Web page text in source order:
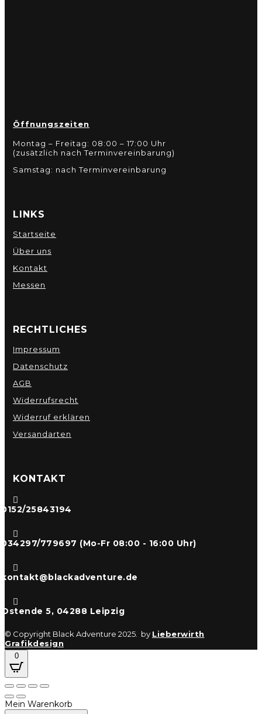
Öffnungszeiten
Montag – Freitag: 08:00 – 17:00 Uhr
(zusätzlich nach Terminvereinbarung)
Samstag: nach Terminvereinbarung
LINKS
Startseite
Über uns
Kontakt
Messen
RECHTLICHES
Impressum
Datenschutz
AGB
Widerrufsrecht
Widerruf erklären
Versandarten
KONTAKT

0152/25843194

034297/779697 (Mo-Fr 08:00 - 16:00 Uhr)

kontakt@blackadventure.de

Ostende 5, 04288 Leipzig
© Copyright Black Adventure 2025. by Lieberwirth
Grafikdesign
0
Mein Warenkorb